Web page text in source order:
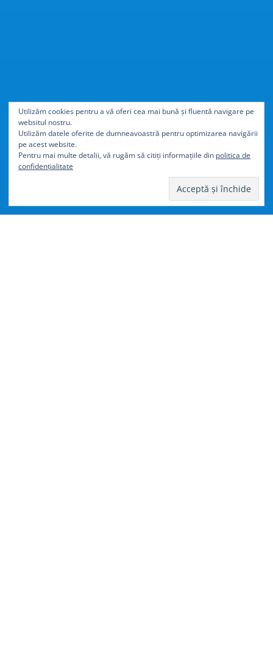
Cu40% mai ușordecât
aluminiul
Utilizăm cookies pentru a vă oferi cea mai bună și fluentă navigare pe
websitul nostru.
Utilizăm datele oferite de dumneavoastră pentru optimizarea navigării
pe acest website.
Pentru mai multe detalii, vă rugăm să citiți informațiile din politica de
confidențialitate